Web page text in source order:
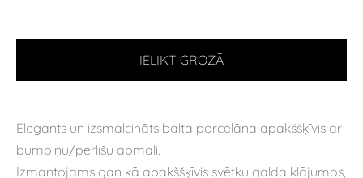
IELIKT GROZĀ
Elegants un izsmalcināts balta porcelāna apakššķīvis ar
bumbiņu/pērlīšu apmali.
Izmantojams gan kā apakššķīvis svētku galda klājumos,